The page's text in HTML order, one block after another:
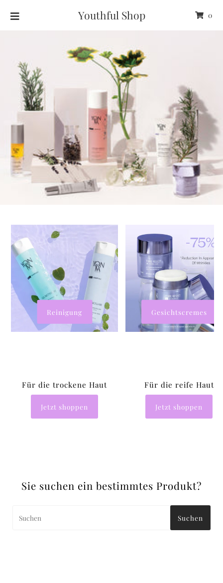
Youthful Shop 0
Reinigung Gesichtscremes
Für die trockene Haut
Jetzt shoppen
Für die reife Haut
Jetzt shoppen
Sie suchen ein bestimmtes Produkt?
Suchen